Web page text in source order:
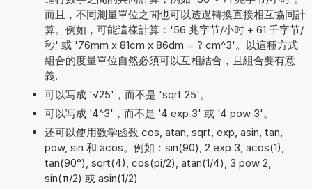
而且，不同測量單位之間也可以透過轉換直接相互協同計
算。例如，可能這樣計算：'56 兆字节/小时 + 61 千字节/
秒' 或 '76mm x 81cm x 86dm = ? cm^3'。以這種方式
組合的度量單位自然必須可以互相結合，且組合要有意
義.
可以写成 '√25'，而不是 'sqrt 25'。
可以写成 '4^3'，而不是 '4 exp 3' 或 '4 pow 3'。
还可以使用数学函数 cos, atan, sqrt, exp, asin, tan,
pow, sin 和 acos。例如：sin(90), 2 exp 3, acos(1),
tan(90°), sqrt(4), cos(pi/2), atan(1/4), 3 pow 2,
sin(π/2) 或 asin(1/2)